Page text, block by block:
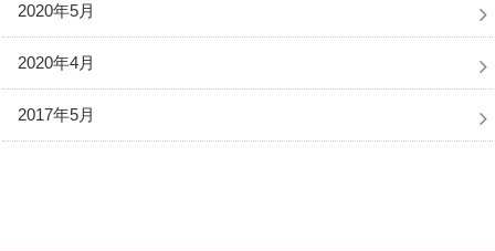
2020年5月
2020年4月
2017年5月